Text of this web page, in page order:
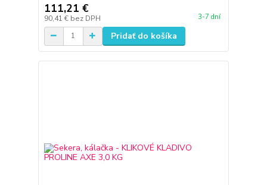
111,21 €
90,41 € bez DPH 3-7 dní
Pridať do košíka